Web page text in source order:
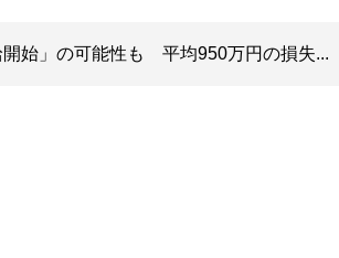
始」の可能性も 平均950万円の損失...